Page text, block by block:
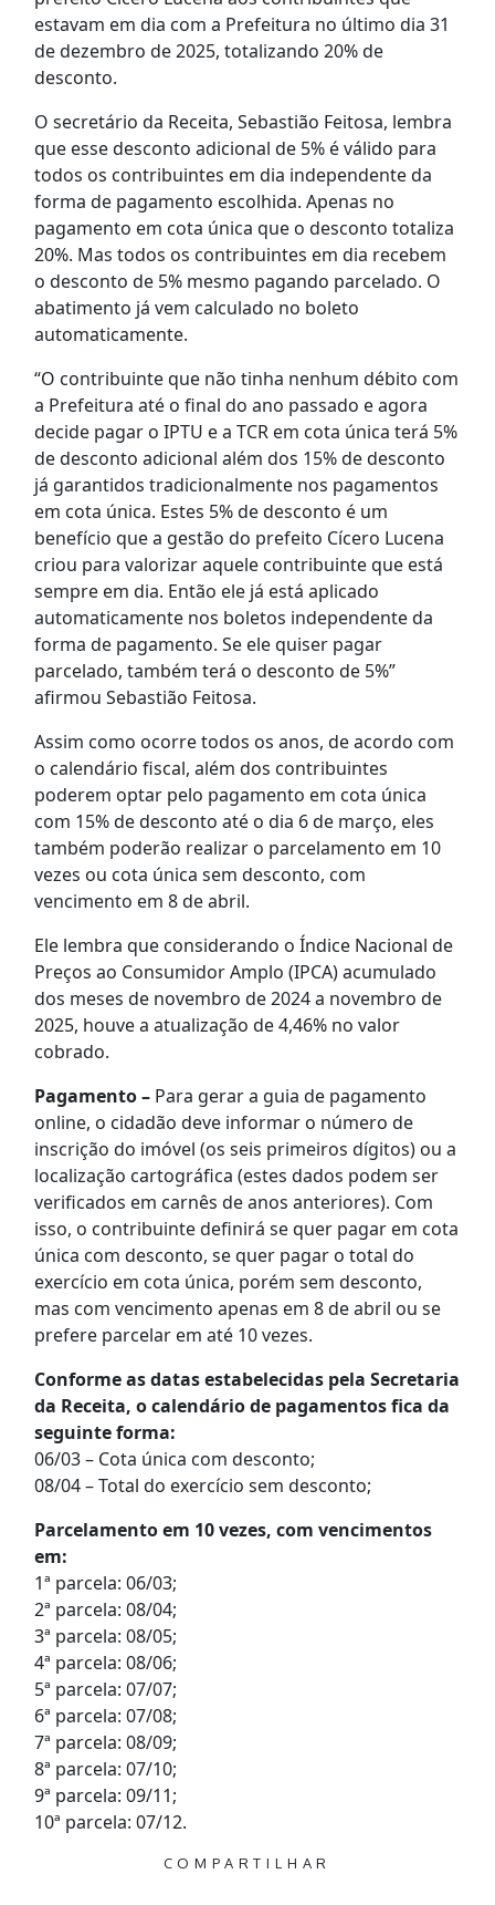
estavam em dia com a Prefeitura no último dia 31
de dezembro de 2025, totalizando 20% de
desconto.
O secretário da Receita, Sebastião Feitosa, lembra
que esse desconto adicional de 5% é válido para
todos os contribuintes em dia independente da
forma de pagamento escolhida. Apenas no
pagamento em cota única que o desconto totaliza
20%. Mas todos os contribuintes em dia recebem
o desconto de 5% mesmo pagando parcelado. O
abatimento já vem calculado no boleto
automaticamente.
“O contribuinte que não tinha nenhum débito com
a Prefeitura até o final do ano passado e agora
decide pagar o IPTU e a TCR em cota única terá 5%
de desconto adicional além dos 15% de desconto
já garantidos tradicionalmente nos pagamentos
em cota única. Estes 5% de desconto é um
benefício que a gestão do prefeito Cícero Lucena
criou para valorizar aquele contribuinte que está
sempre em dia. Então ele já está aplicado
automaticamente nos boletos independente da
forma de pagamento. Se ele quiser pagar
parcelado, também terá o desconto de 5%”
afirmou Sebastião Feitosa.
Assim como ocorre todos os anos, de acordo com
o calendário fiscal, além dos contribuintes
poderem optar pelo pagamento em cota única
com 15% de desconto até o dia 6 de março, eles
também poderão realizar o parcelamento em 10
vezes ou cota única sem desconto, com
vencimento em 8 de abril.
Ele lembra que considerando o Índice Nacional de
Preços ao Consumidor Amplo (IPCA) acumulado
dos meses de novembro de 2024 a novembro de
2025, houve a atualização de 4,46% no valor
cobrado.
Pagamento –Para gerar a guia de pagamento
online, o cidadão deve informar o número de
inscrição do imóvel (os seis primeiros dígitos) ou a
localização cartográfica (estes dados podem ser
verificados em carnês de anos anteriores). Com
isso, o contribuinte definirá se quer pagar em cota
única com desconto, se quer pagar o total do
exercício em cota única, porém sem desconto,
mas com vencimento apenas em 8 de abril ou se
prefere parcelar em até 10 vezes.
Conforme as datas estabelecidas pela Secretaria
da Receita, o calendário de pagamentos fica da
seguinte forma:
06/03 – Cota única com desconto;
08/04 – Total do exercício sem desconto;
Parcelamento em 10 vezes, com vencimentos
em:
1ª parcela: 06/03;
2ª parcela: 08/04;
3ª parcela: 08/05;
4ª parcela: 08/06;
5ª parcela: 07/07;
6ª parcela: 07/08;
7ª parcela: 08/09;
8ª parcela: 07/10;
9ª parcela: 09/11;
10ª parcela: 07/12.
COMPARTILHAR